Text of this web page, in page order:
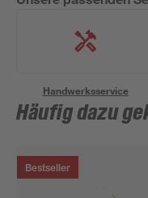
Handwerksservice
Häufig dazu
Bestseller